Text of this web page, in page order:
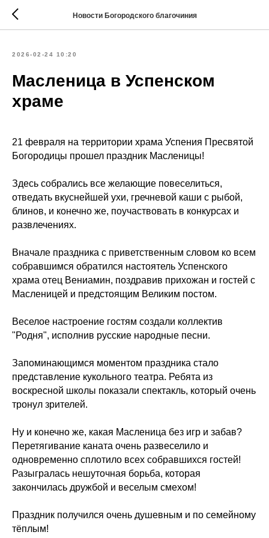
Новости Богородского благочиния
2026-02-24 10:20
Масленица в Успенском
храме
21 февраля на территории храма Успения Пресвятой
Богородицы прошел праздник Масленицы!
Здесь собрались все желающие повеселиться,
отведать вкуснейшей ухи, гречневой каши с рыбой,
блинов, и конечно же, поучаствовать в конкурсах и
развлечениях.
Вначале праздника с приветственным словом ко всем
собравшимся обратился настоятель Успенского
храма отец Вениамин, поздравив прихожан и гостей с
Масленицей и предстоящим Великим постом.
Веселое настроение гостям создали коллектив
"Родня", исполнив русские народные песни.
Запоминающимся моментом праздника стало
представление кукольного театра. Ребята из
воскресной школы показали спектакль, который очень
тронул зрителей.
Ну и конечно же, какая Масленица без игр и забав?
Перетягивание каната очень развеселило и
одновременно сплотило всех собравшихся гостей!
Разыгралась нешуточная борьба, которая
закончилась дружбой и веселым смехом!
Праздник получился очень душевным и по семейному
тёплым!